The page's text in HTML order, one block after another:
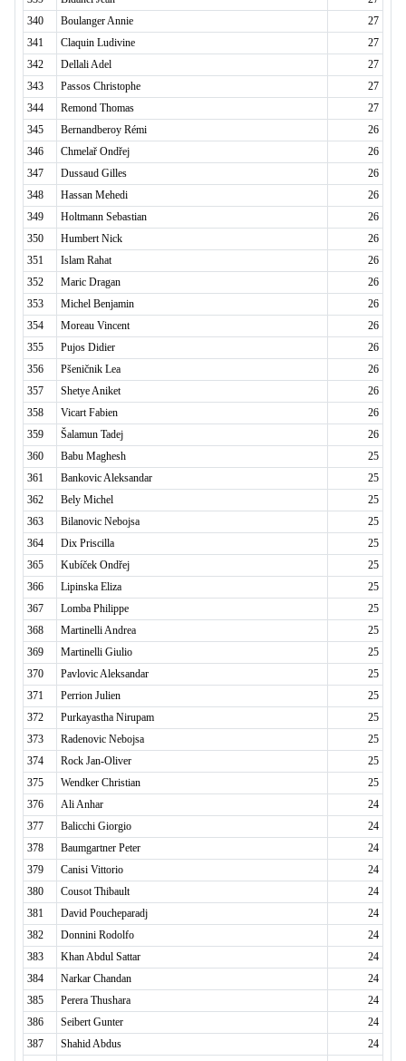
340
Boulanger Annie
27
341
Claquin Ludivine
27
342
Dellali Adel
27
343
Passos Christophe
27
344
Remond Thomas
27
345
Bernandberoy Rémi
26
346
Chmelař Ondřej
26
347
Dussaud Gilles
26
348
Hassan Mehedi
26
349
Holtmann Sebastian
26
350
Humbert Nick
26
351
Islam Rahat
26
352
Maric Dragan
26
353
Michel Benjamin
26
354
Moreau Vincent
26
355
Pujos Didier
26
356
Pšeničnik Lea
26
357
Shetye Aniket
26
358
Vicart Fabien
26
359
Šalamun Tadej
26
360
Babu Maghesh
25
361
Bankovic Aleksandar
25
362
Bely Michel
25
363
Bilanovic Nebojsa
25
364
Dix Priscilla
25
365
Kubíček Ondřej
25
366
Lipinska Eliza
25
367
Lomba Philippe
25
368
Martinelli Andrea
25
369
Martinelli Giulio
25
370
Pavlovic Aleksandar
25
371
Perrion Julien
25
372
Purkayastha Nirupam
25
373
Radenovic Nebojsa
25
374
Rock Jan-Oliver
25
375
Wendker Christian
25
376
Ali Anhar
24
377
Balicchi Giorgio
24
378
Baumgartner Peter
24
379
Canisi Vittorio
24
380
Cousot Thibault
24
381
David Poucheparadj
24
382
Donnini Rodolfo
24
383
Khan Abdul Sattar
24
384
Narkar Chandan
24
385
Perera Thushara
24
386
Seibert Gunter
24
387
Shahid Abdus
24